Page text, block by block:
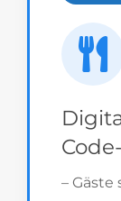
– Gäste